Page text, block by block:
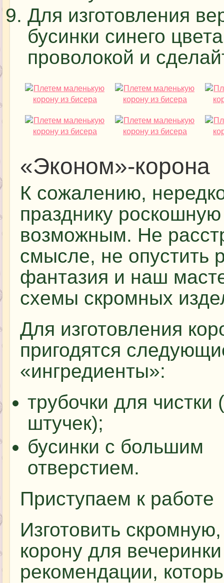
Для изготовления
бусинки синего
проволокой и
«Эконом»-корона
К сожалению,
празднику
возможным. Не
смысле, не опустить
фантазия и наш
схемы скромных
Для изготовления
пригодятся
«ингредиенты»:
трубочки для чистки
штучек);
бусинки с большим
отверстием.
Приступаем к работе
Изготовить
корону для
рекомендации,